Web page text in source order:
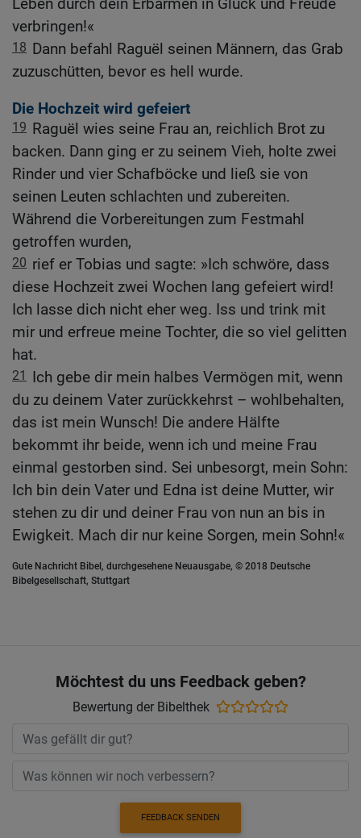
Leben durch dein Erbarmen in Glück und Freude
verbringen!«
18 Dann befahl Raguël seinen Männern, das Grab
zuzuschütten, bevor es hell wurde.
Die Hochzeit wird gefeiert
19 Raguël wies seine Frau an, reichlich Brot zu
backen. Dann ging er zu seinem Vieh, holte zwei
Rinder und vier Schafböcke und ließ sie von
seinen Leuten schlachten und zubereiten.
Während die Vorbereitungen zum Festmahl
getroffen wurden,
20 rief er Tobias und sagte: »Ich schwöre, dass
diese Hochzeit zwei Wochen lang gefeiert wird!
Ich lasse dich nicht eher weg. Iss und trink mit
mir und erfreue meine Tochter, die so viel gelitten
hat.
21 Ich gebe dir mein halbes Vermögen mit, wenn
du zu deinem Vater zurückkehrst – wohlbehalten,
das ist mein Wunsch! Die andere Hälfte
bekommt ihr beide, wenn ich und meine Frau
einmal gestorben sind. Sei unbesorgt, mein Sohn:
Ich bin dein Vater und Edna ist deine Mutter, wir
stehen zu dir und deiner Frau von nun an bis in
Ewigkeit. Mach dir nur keine Sorgen, mein Sohn!«
Gute Nachricht Bibel, durchgesehene Neuausgabe, © 2018 Deutsche
Bibelgesellschaft, Stuttgart
Möchtest du uns Feedback geben?
Bewertung der Bibelthek
FEEDBACK SENDEN